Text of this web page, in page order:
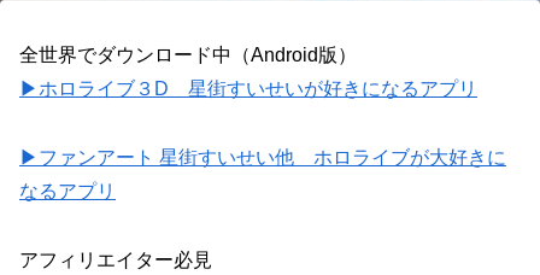
全世界でダウンロード中（Android版）
▶ホロライブ３D 星街すいせいが好きになるアプリ
▶ファンアート 星街すいせい他 ホロライブが大好きに
なるアプリ
アフィリエイター必見